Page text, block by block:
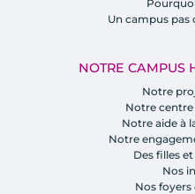
Un campus pas
NOTRE CAMPUS
Notre
Notre
Notre aide à
Notre
Des filles
Nos
Nos